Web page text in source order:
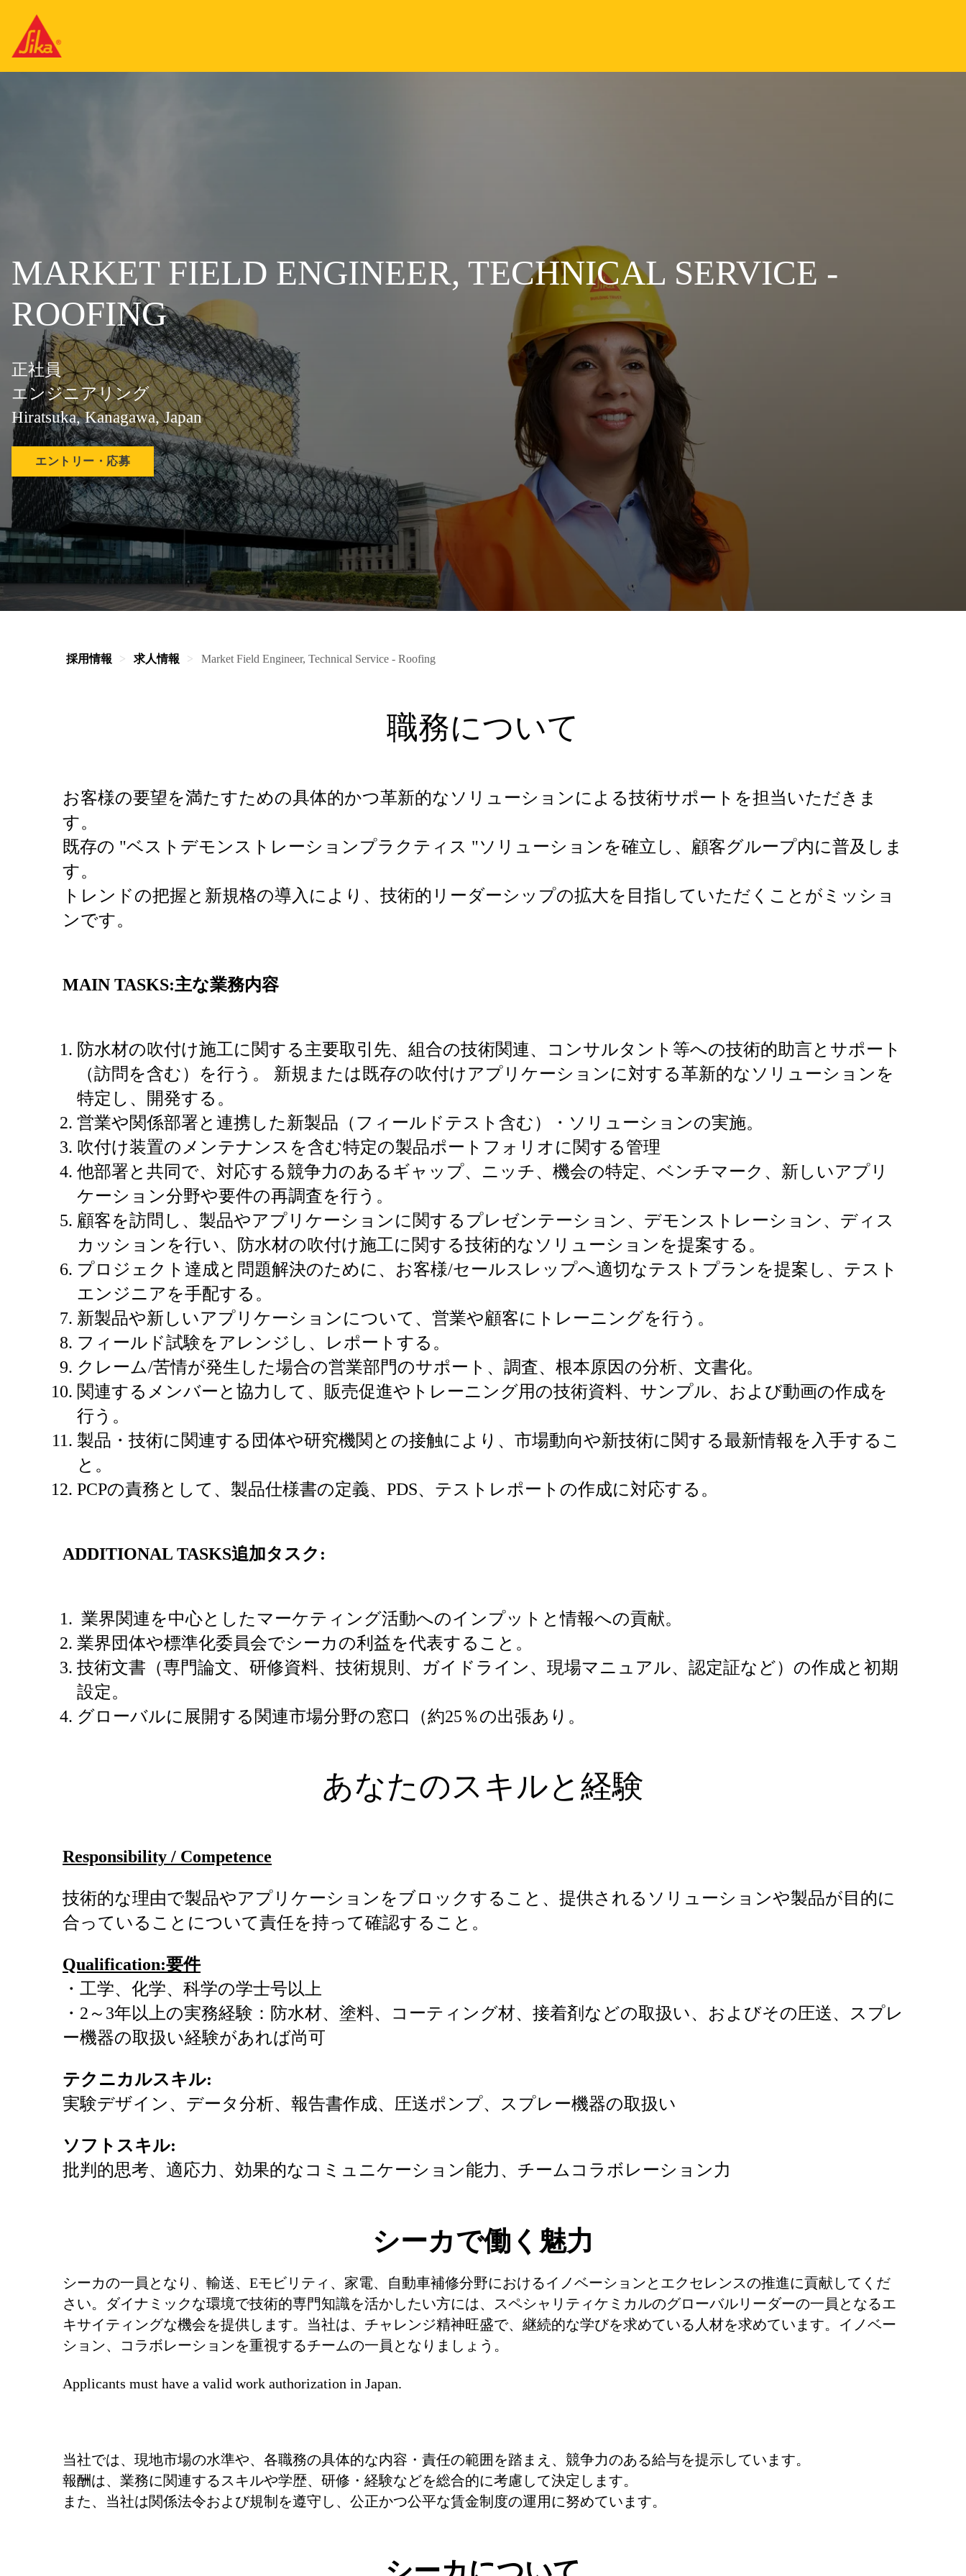
MARKET FIELD ENGINEER, TECHNICAL SERVICE -
ROOFING
正社員
エンジニアリング
Hiratsuka, Kanagawa, Japan
エントリー・応募
採用情報 求人情報 Market Field Engineer, Technical Service - Roofing
職務について
お客様の要望を満たすための具体的かつ革新的なソリューションによる技術サポートを担当いただきま
す。
既存の "ベストデモンストレーションプラクティス "ソリューションを確立し、顧客グループ内に普及しま
す。
トレンドの把握と新規格の導入により、技術的リーダーシップの拡大を目指していただくことがミッショ
ンです。
MAIN TASKS:主な業務内容
防水材の吹付け施工に関する主要取引先、組合の技術関連、コンサルタント等への技術的助言とサポート
（訪問を含む）を行う。 新規または既存の吹付けアプリケーションに対する革新的なソリューションを
特定し、開発する。
営業や関係部署と連携した新製品（フィールドテスト含む）・ソリューションの実施。
吹付け装置のメンテナンスを含む特定の製品ポートフォリオに関する管理
他部署と共同で、対応する競争力のあるギャップ、ニッチ、機会の特定、ベンチマーク、新しいアプリ
ケーション分野や要件の再調査を行う。
顧客を訪問し、製品やアプリケーションに関するプレゼンテーション、デモンストレーション、ディス
カッションを行い、防水材の吹付け施工に関する技術的なソリューションを提案する。
プロジェクト達成と問題解決のために、お客様/セールスレップへ適切なテストプランを提案し、テスト
エンジニアを手配する。
新製品や新しいアプリケーションについて、営業や顧客にトレーニングを行う。
フィールド試験をアレンジし、レポートする。
クレーム/苦情が発生した場合の営業部門のサポート、調査、根本原因の分析、文書化。
関連するメンバーと協力して、販売促進やトレーニング用の技術資料、サンプル、および動画の作成を
行う。
製品・技術に関連する団体や研究機関との接触により、市場動向や新技術に関する最新情報を入手するこ
と。
PCPの責務として、製品仕様書の定義、PDS、テストレポートの作成に対応する。
ADDITIONAL TASKS追加タスク :
業界関連を中心としたマーケティング活動へのインプットと情報への貢献。
業界団体や標準化委員会でシーカの利益を代表すること。
技術文書（専門論文、研修資料、技術規則、ガイドライン、現場マニュアル、認定証など）の作成と初期
設定。
グローバルに展開する関連市場分野の窓口（約25％の出張あり。
あなたのスキルと経験
Responsibility / Competence
技術的な理由で製品やアプリケーションをブロックすること、提供されるソリューションや製品が目的に
合っていることについて責任を持って確認すること。
Qualification:要件
・工学、化学、科学の学士号以上
・2～3年以上の実務経験：防水材、塗料、コーティング材、接着剤などの取扱い、およびその圧送、スプレ
ー機器の取扱い経験があれば尚可
テクニカルスキル:
実験デザイン、データ分析、報告書作成、圧送ポンプ、スプレー機器の取扱い
ソフトスキル:
批判的思考、適応力、効果的なコミュニケーション能力、チームコラボレーション力
シーカで働く魅力
シーカの一員となり、輸送、Eモビリティ、家電、自動車補修分野におけるイノベーションとエクセレンスの推進に貢献してくだ
さい。ダイナミックな環境で技術的専門知識を活かしたい方には、スペシャリティケミカルのグローバルリーダーの一員となるエ
キサイティングな機会を提供します。当社は、チャレンジ精神旺盛で、継続的な学びを求めている人材を求めています。イノベー
ション、コラボレーションを重視するチームの一員となりましょう。
Applicants must have a valid work authorization in Japan.
当社では、現地市場の水準や、各職務の具体的な内容・責任の範囲を踏まえ、競争力のある給与を提示しています。
報酬は、業務に関連するスキルや学歴、研修・経験などを総合的に考慮して決定します。
また、当社は関係法令および規制を遵守し、公正かつ公平な賃金制度の運用に努めています。